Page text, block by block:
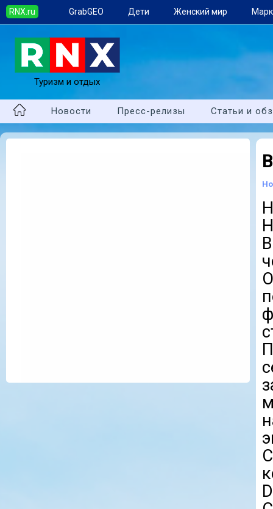
RNX.ru GrabGEO Дети Женский мир
Туризм и отдых
Новости Пресс-релизы Статьи и